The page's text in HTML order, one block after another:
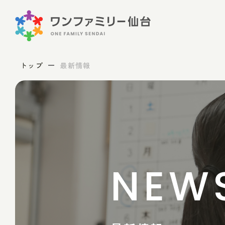
トップ 最新情報